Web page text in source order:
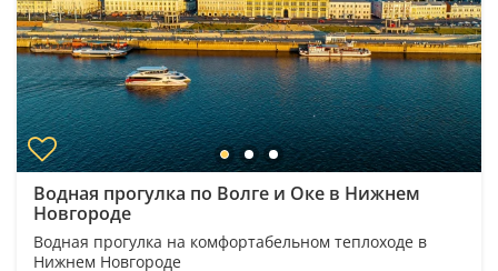
Водная прогулка по Волге и Оке в Нижнем
Новгороде
Водная прогулка на комфортабельном теплоходе в
Нижнем Новгороде